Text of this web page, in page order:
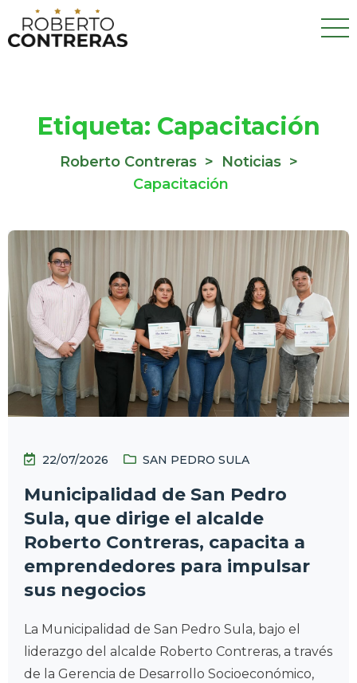
Etiqueta: Capacitación
Roberto Contreras > Noticias >
Capacitación
22/07/2026 SAN PEDRO SULA
Municipalidad de San Pedro
Sula, que dirige el alcalde
Roberto Contreras, capacita a
emprendedores para impulsar
sus negocios
La Municipalidad de San Pedro Sula, bajo el
liderazgo del alcalde Roberto Contreras, a través
de la Gerencia de Desarrollo Socioeconómico,